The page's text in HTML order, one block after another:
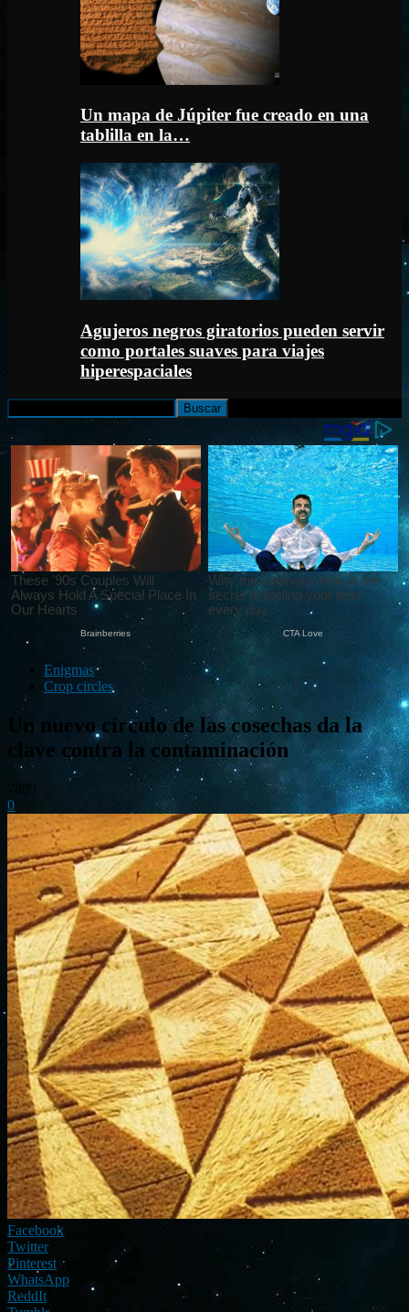
Un mapa de Júpiter fue creado en una
tablilla en la…
Agujeros negros giratorios pueden servir
como portales suaves para viajes
hiperespaciales
Enigmas
Crop circles
Un nuevo círculo de las cosechas da la
clave contra la contaminación
0
Facebook
Twitter
Pinterest
WhatsApp
ReddIt